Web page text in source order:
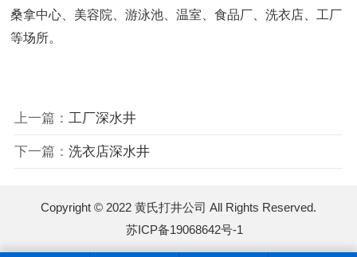
桑拿中心、美容院、游泳池、温室、食品厂、洗衣店、工厂
等场所。
上一篇： 工厂深水井
下一篇： 洗衣店深水井
Copyright © 2022 黄氏打井公司 All Rights Reserved.
苏ICP备19068642号-1